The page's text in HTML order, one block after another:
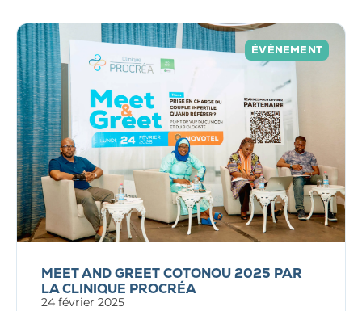
ÉVÈNEMENT
MEET AND GREET COTONOU 2025 PAR
LA CLINIQUE PROCRÉA
24 février 2025